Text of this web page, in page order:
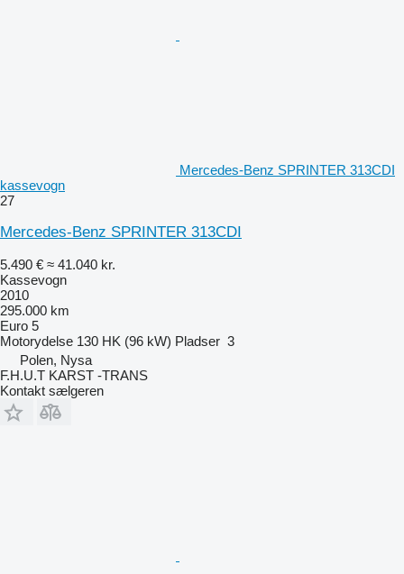
Mercedes-Benz SPRINTER 313CDI
kassevogn
27
Mercedes-Benz SPRINTER 313CDI
5.490 € ≈ 41.040 kr.
Kassevogn
2010
295.000 km
Euro 5
Motorydelse 130 HK (96 kW) Pladser 3
Polen, Nysa
F.H.U.T KARST -TRANS
Kontakt sælgeren